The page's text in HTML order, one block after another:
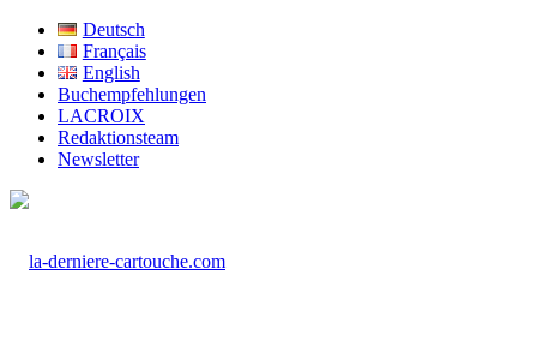
Deutsch
Français
English
Buchempfehlungen
LACROIX
Redaktionsteam
Newsletter